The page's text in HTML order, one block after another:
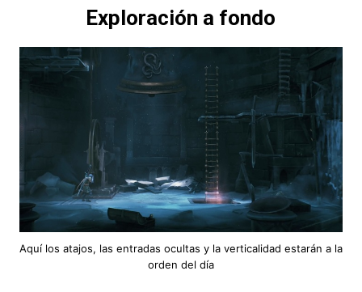
Exploración a fondo
Aquí los atajos, las entradas ocultas y la verticalidad estarán a la
orden del día